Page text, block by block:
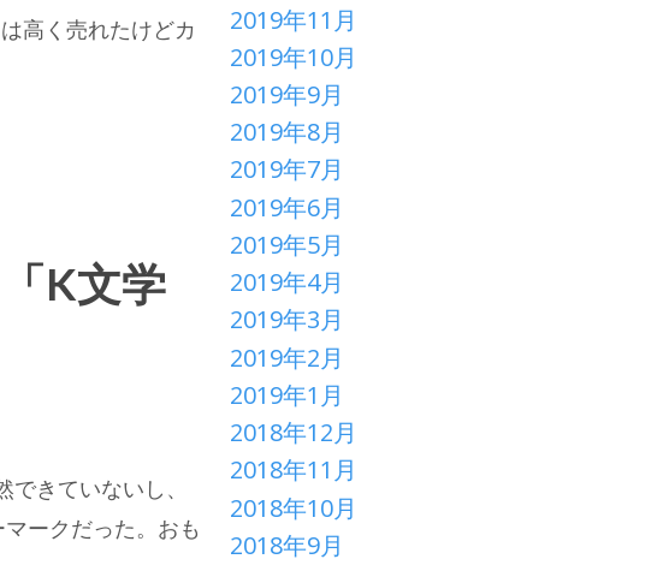
高く売れたけどカ
K文学
きていないし、
ークだった。おも
2019年11月
2019年10月
2019年9月
2019年8月
2019年7月
2019年6月
2019年5月
2019年4月
2019年3月
2019年2月
2019年1月
2018年12月
2018年11月
2018年10月
2018年9月